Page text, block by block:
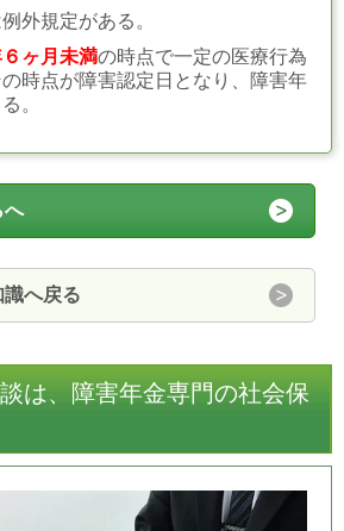
外規定がある。
ヶ月未満の時点で一定の医療行為
時点が障害認定日となり、障害年
。
へ
識へ戻る
は、障害年金専門の社会保